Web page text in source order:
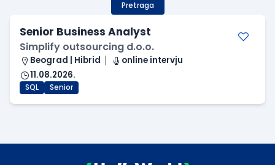
Pretraga
Senior Business Analyst
Simplify outsourcing d.o.o.
Beograd | Hibrid
online intervju
11.08.2026.
SQL Senior